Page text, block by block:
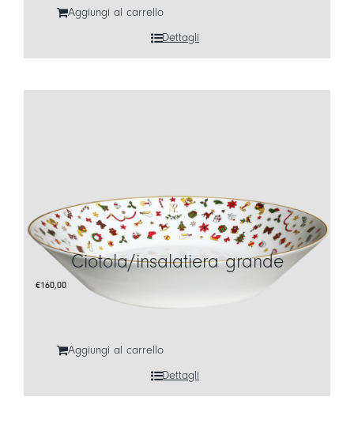
Aggiungi al carrello
Dettagli
Ciotola/insalatiera grande
€160,00
Aggiungi al carrello
Dettagli